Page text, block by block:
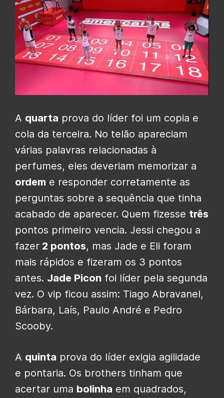
A quarta prova do líder foi um copia e
cola da terceira. No telão apareciam
várias palavras relacionadas à
perfumes, eles deveriam memorizar a
ordem e responder corretamente as
perguntas sobre a sequência que tinha
acabado de aparecer. Quem fizesse três
pontos primeiro vencia. Jessi chegou a
fazer 2 pontos, mas Jade e Eli foram
mais rápidos e fizeram os 3 pontos
antes. Jade Picon foi líder pela segunda
vez. O vip ficou assim: Tiago Abravanel,
Bárbara, Laís, Paulo André e Pedro
Scooby.
A quinta prova do líder exigia agilidade
e pontaria. Os brothers tinham que
acertar uma bolinha em quadrados,